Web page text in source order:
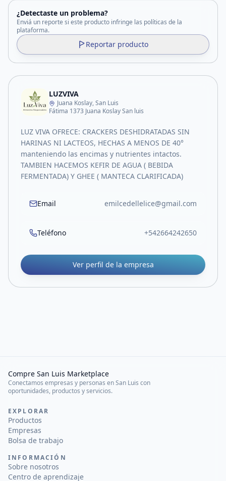
¿Detectaste un problema?
Enviá un reporte si este producto infringe las políticas de la
plataforma.
Reportar producto
LUZVIVA
Juana Koslay, San Luis
Fátima 1373 Juana Koslay San luis
LUZ VIVA OFRECE: CRACKERS DESHIDRATADAS SIN
HARINAS NI LACTEOS, HECHAS A MENOS DE 40°
manteniendo las encimas y nutrientes intactos.
TAMBIEN HACEMOS KEFIR DE AGUA ( BEBIDA
FERMENTADA) Y GHEE ( MANTECA CLARIFICADA)
Email emilcedellelice@gmail.com
Teléfono +542664242650
Ver perfil de la empresa
Compre San Luis Marketplace
Conectamos empresas y personas en San Luis con
oportunidades, productos y servicios.
EXPLORAR
Productos
Empresas
Bolsa de trabajo
INFORMACIÓN
Sobre nosotros
Centro de aprendizaje